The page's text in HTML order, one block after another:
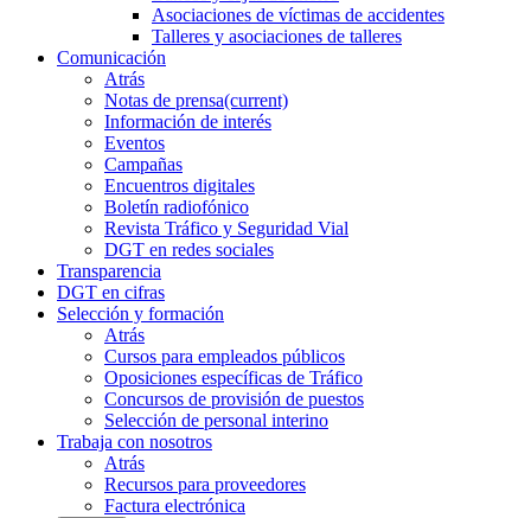
Asociaciones de víctimas de accidentes
Talleres y asociaciones de talleres
Comunicación
Atrás
Notas de prensa(current)
Información de interés
Eventos
Campañas
Encuentros digitales
Boletín radiofónico
Revista Tráfico y Seguridad Vial
DGT en redes sociales
Transparencia
DGT en cifras
Selección y formación
Atrás
Cursos para empleados públicos
Oposiciones específicas de Tráfico
Concursos de provisión de puestos
Selección de personal interino
Trabaja con nosotros
Atrás
Recursos para proveedores
Factura electrónica